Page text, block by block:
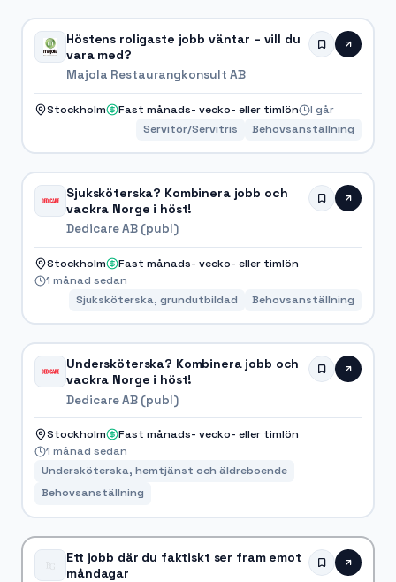
Höstens roligaste jobb väntar – vill du
vara med?
Majola Restaurangkonsult AB
Stockholm Fast månads- vecko- eller timlön
I går
Servitör/Servitris
Behovsanställning
Sjuksköterska? Kombinera jobb och
vackra Norge i höst!
Dedicare AB (publ)
Stockholm
Fast månads- vecko- eller timlön
1 månad sedan
Sjuksköterska, grundutbildad
Behovsanställning
Undersköterska? Kombinera jobb och
vackra Norge i höst!
Dedicare AB (publ)
Stockholm
Fast månads- vecko- eller timlön
1 månad sedan
Undersköterska, hemtjänst och äldreboende
Behovsanställning
Ett jobb där du faktiskt ser fram emot
måndagar